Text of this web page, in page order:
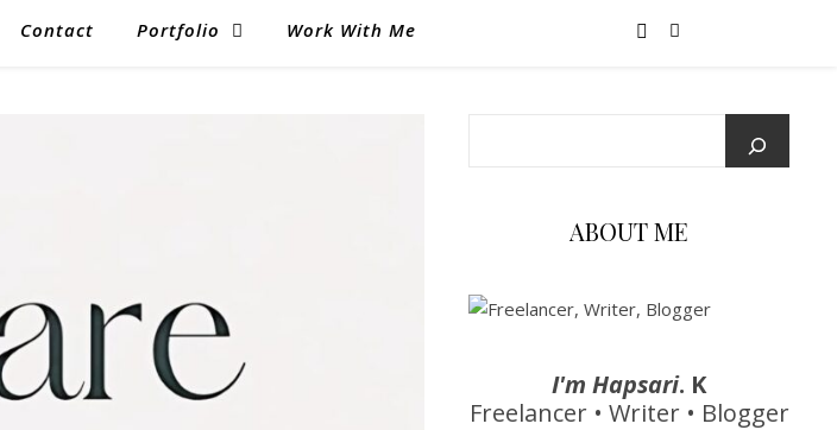
Contact Portfolio Work With Me
ABOUT ME
I'm Hapsari. K
Freelancer • Writer • Blogger